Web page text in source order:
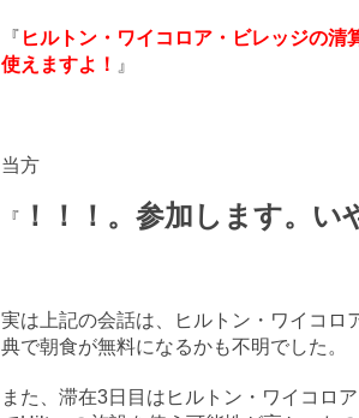
『 ヒルトン・ワイコロア・ビレッジの
使えますよ！ 』
当方
『 ！！！。参加します。い
実は上記の会話は、ヒルトン・ワイコ
典で朝食が無料になるかも不明でした。
また、滞在3日目はヒルトン・ワイコロ